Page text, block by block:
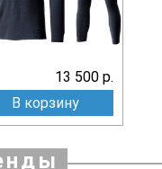
13 500 р.
В корзину